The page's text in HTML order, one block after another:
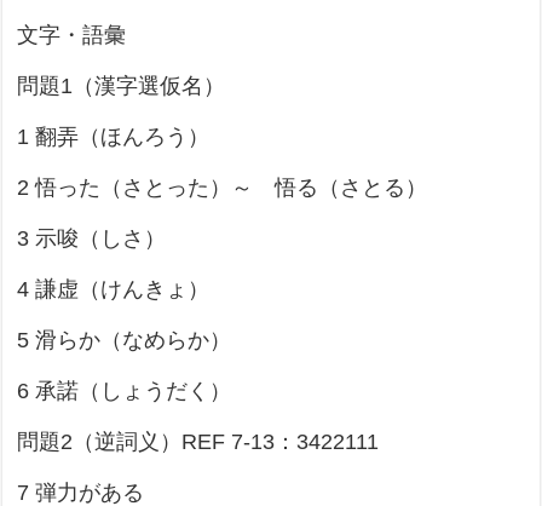
文字・語彙
問題1（漢字選仮名）
1 翻弄（ほんろう）
2 悟った（さとった）～ 悟る（さとる）
3 示唆（しさ）
4 謙虚（けんきょ）
5 滑らか（なめらか）
6 承諾（しょうだく）
問題2（逆詞义）REF 7-13：3422111
7 弾力がある